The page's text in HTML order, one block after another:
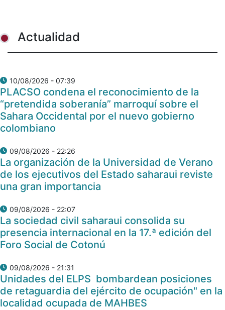
Actualidad
10/08/2026 - 07:39
PLACSO condena el reconocimiento de la
“pretendida soberanía” marroquí sobre el
Sahara Occidental por el nuevo gobierno
colombiano
09/08/2026 - 22:26
La organización de la Universidad de Verano
de los ejecutivos del Estado saharaui reviste
una gran importancia
09/08/2026 - 22:07
La sociedad civil saharaui consolida su
presencia internacional en la 17.ª edición del
Foro Social de Cotonú
09/08/2026 - 21:31
Unidades del ELPS bombardean posiciones
de retaguardia del ejército de ocupación" en la
localidad ocupada de MAHBES